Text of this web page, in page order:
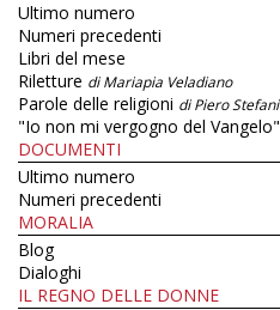
Ultimo numero
Numeri precedenti
Libri del mese
Riletture di Mariapia Veladiano
Parole delle religioni di Piero Stefani
"Io non mi vergogno del Vangelo"
DOCUMENTI
Ultimo numero
Numeri precedenti
MORALIA
Blog
Dialoghi
IL REGNO DELLE DONNE